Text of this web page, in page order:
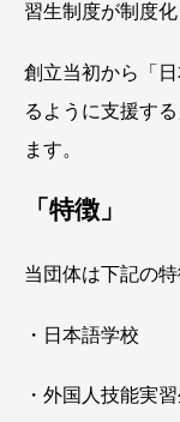
習生制度が制度化
創立当初から「
るように支援す
ます。
「特徴」
当団体は下記の特
・日本語学校
・外国人技能実